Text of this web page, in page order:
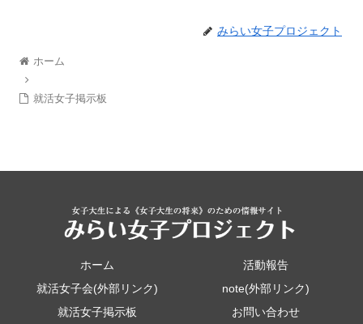
みらい女子プロジェクト
ホーム
就活女子掲示板
ホーム
活動報告
就活女子会(外部リンク)
note(外部リンク)
就活女子掲示板
お問い合わせ